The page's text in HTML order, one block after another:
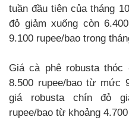
tuần đầu tiên của tháng
đỏ giảm xuống còn
9.100 rupee/bao trong
Giá cà phê robusta thóc
8.500 rupee/bao từ mức
giá robusta chín đỏ
rupee/bao từ khoảng